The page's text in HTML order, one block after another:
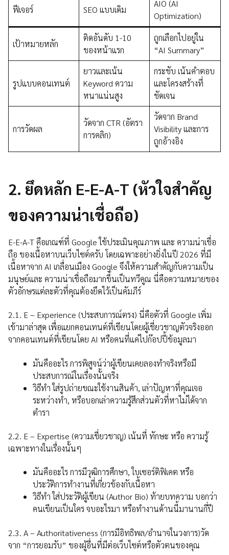
ฟีเจอร์ SEO แบบเดิม
AIO (AI
Optimization)
เป้าหมายหลัก
ติดอันดับ 1-10
ของหน้าแรก
ถูกเลือกไปอยู่ใน
“AI Summary”
รูปแบบคอนเทนต์
ยาวและเน้น
Keyword ความ
หนาแน่นสูง
กระชับ เน้นคำตอบ
และโครงสร้างที่
ชัดเจน
การวัดผล
วัดจาก CTR (อัตรา
การคลิก)
วัดจาก Brand
Visibility และการ
ถูกอ้างอิง
2. ยึดหลัก E-E-A-T (หัวใจสำคัญ
ของความน่าเชื่อถือ)
E-E-A-T คือเกณฑ์ที่ Google ใช้ประเมินคุณภาพ และ ความน่าเชื่อ
ถือ ของเนื้อหาบนเว็บไซต์ครับ โดยเฉพาะอย่างยิ่งในปี 2026 ที่มี
เนื้อหาจาก AI เกลื่อนเมือง Google จึงให้ความสำคัญกับความเป็น
มนุษย์และ ความน่าเชื่อถือมากขึ้นเป็นทวีคูณ นี่คือความหมายของ
ตัวอักษรแต่ละตัวที่คุณต้องยึดไว้เป็นคัมภีร์
2.1. E – Experience (ประสบการณ์ตรง) นี่คือตัวที่ Google เพิ่ม
เข้ามาล่าสุด เพื่อแยกคอนเทนต์ที่เขียนโดยผู้เชี่ยวชาญตัวจริงออก
จากคอนเทนต์ที่เขียนโดย AI หรือคนที่แค่ไปก๊อปปี้ข้อมูลมา
มันคืออะไร การพิสูจน์ว่าผู้เขียนเคยลองทำจริงหรือมี
ประสบการณ์ในเรื่องนั้นจริง
วิธีทำ ใส่รูปถ่ายขณะใช้งานสินค้า, เล่าปัญหาที่คุณเจอ
ระหว่างทำ, หรือบอกเล่าความรู้สึกส่วนตัวที่หาไม่ได้จาก
ตำรา
2.2. E – Expertise (ความเชี่ยวชาญ) เน้นที่ ทักษะ หรือ ความรู้
เฉพาะทางในเรื่องนั้นๆ
มันคืออะไร การมีวุฒิการศึกษา, ใบเซอร์ติฟิเคต หรือ
ประวัติการทำงานที่เกี่ยวข้องกับเนื้อหา
วิธีทำ ใส่ประวัติผู้เขียน (Author Bio) ท้ายบทความ บอกว่า
คนเขียนเป็นใคร จบอะไรมา หรือทำงานด้านนี้มานานกี่ปี
2.3. A – Authoritativeness (การมีอิทธิพล/อำนาจในวงการ)วัด
จาก “การยอมรับ” ของผู้อื่นที่มีต่อเว็บไซต์หรือตัวตนของคุณ